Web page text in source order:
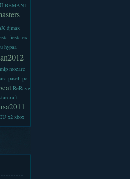
BEMANI
djmax
fiesta ex
hypaa
mlp mozarc
paseli pc
ReRave
x2 xbox